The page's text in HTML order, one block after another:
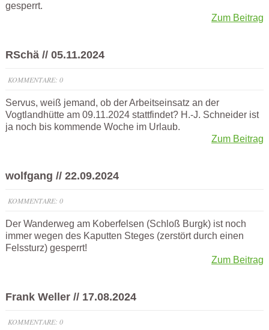
gesperrt.
Zum Beitrag
RSchä // 05.11.2024
KOMMENTARE: 0
Servus, weiß jemand, ob der Arbeitseinsatz an der
Vogtlandhütte am 09.11.2024 stattfindet? H.-J. Schneider ist
ja noch bis kommende Woche im Urlaub.
Zum Beitrag
wolfgang // 22.09.2024
KOMMENTARE: 0
Der Wanderweg am Koberfelsen (Schloß Burgk) ist noch
immer wegen des Kaputten Steges (zerstört durch einen
Felssturz) gesperrt!
Zum Beitrag
Frank Weller // 17.08.2024
KOMMENTARE: 0